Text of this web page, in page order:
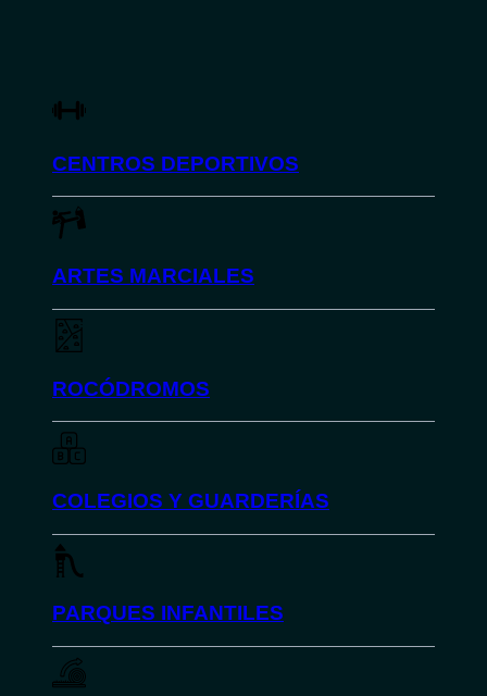
CENTROS DEPORTIVOS
ARTES MARCIALES
ROCÓDROMOS
COLEGIOS Y GUARDERÍAS
PARQUES INFANTILES